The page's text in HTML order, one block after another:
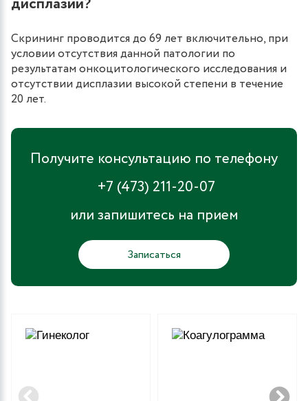
Скрининг проводится до 69 лет включительно, при
условии отсутствия данной патологии по
результатам онкоцитологического исследования и
отсутствии дисплазии высокой степени в течение
20 лет.
Получите консультацию по телефону
+7 (473) 211-20-07
или запишитесь на прием
Записаться